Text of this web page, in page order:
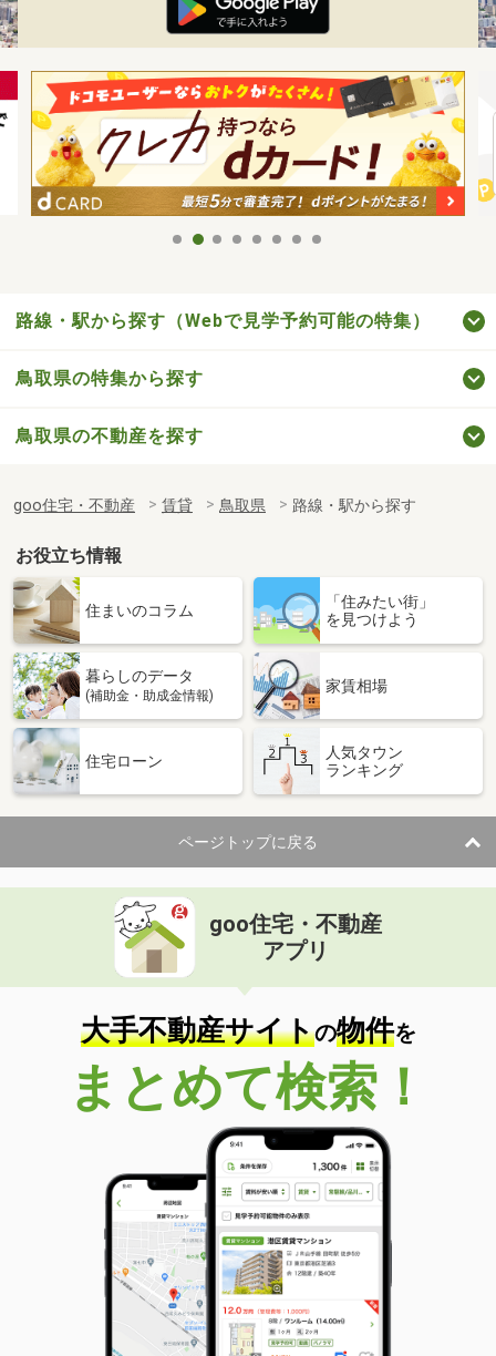
路線・駅から探す（Webで見学予約可能の特集）
鳥取県の特集から探す
鳥取県の不動産を探す
goo住宅・不動産 賃貸 鳥取県 路線・駅から探す
お役立ち情報
住まいのコラム
「住みたい街」
を見つけよう
暮らしのデータ
(補助金・助成金情報)
家賃相場
住宅ローン
人気タウン
ランキング
ページトップに戻る
goo住宅・不動産
アプリ
大手不動産サイトの物件を
まとめて検索！